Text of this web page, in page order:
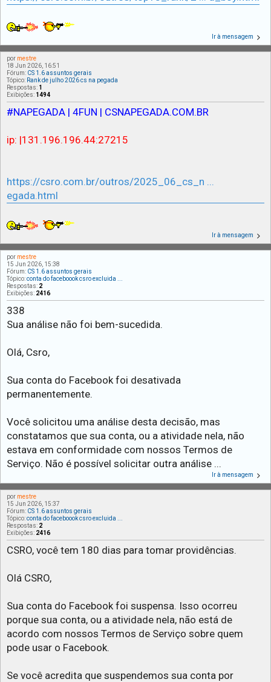
Ir à mensagem
por mestre
18 Jun 2026, 16:51
Fórum: CS 1.6 assuntos gerais
Tópico: Rank de julho 2026 cs na pegada
Respostas: 1
Exibições: 1494
#NAPEGADA | 4FUN | CSNAPEGADA.COM.BR
ip: |131.196.196.44:27215
https://csro.com.br/outros/2025_06_cs_n ...
egada.html
Ir à mensagem
por mestre
15 Jun 2026, 15:38
Fórum: CS 1.6 assuntos gerais
Tópico:conta do faceboook csro excluida ...
Respostas: 2
Exibições: 2416
338
Sua análise não foi bem-sucedida.
Olá, Csro,
Sua conta do Facebook foi desativada
permanentemente.
Você solicitou uma análise desta decisão, mas
constatamos que sua conta, ou a atividade nela, não
estava em conformidade com nossos Termos de
Serviço. Não é possível solicitar outra análise ...
Ir à mensagem
por mestre
15 Jun 2026, 15:37
Fórum: CS 1.6 assuntos gerais
Tópico:conta do faceboook csro excluida ...
Respostas: 2
Exibições: 2416
CSRO, você tem 180 dias para tomar providências.
Olá CSRO,
Sua conta do Facebook foi suspensa. Isso ocorreu
porque sua conta, ou a atividade nela, não está de
acordo com nossos Termos de Serviço sobre quem
pode usar o Facebook.
Se você acredita que suspendemos sua conta por